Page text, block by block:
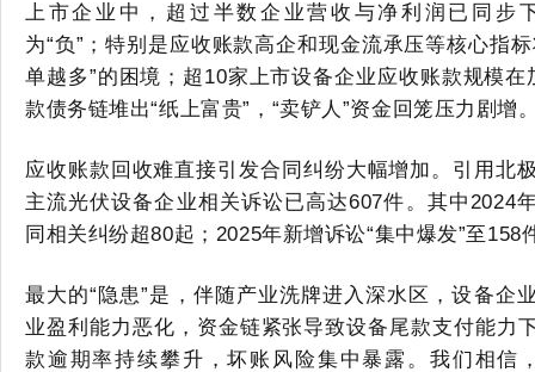
上市企业 中， 超过 半数企业营收与净利润 已 同步
为“负”；特别是应收账款高企和现金流承压等核心指
单越多”的困境 ； 超 10家上市设备企业应收账款规模在
款债务链堆出“纸上富贵” ， “卖铲人 ”资金回笼压力 剧增
应收账款回收难直接引发合同纠纷大幅增加。 引用 北
主流光伏设备企业相关诉讼已高达607件。 其中2024
同相关纠纷超80起 ； 2025年新增诉讼“集中爆发”至158
最大的“隐患”是，伴随产业洗牌进入深水区，设备企
业盈利能力恶化 ，资金链紧张导致设备尾款支付能力
款逾期率持续攀升，坏账风险集中暴露。 我们相信